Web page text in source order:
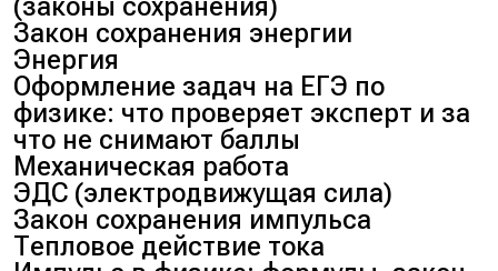
(законы сохранения)
Закон сохранения энергии
Энергия
Оформление задач на ЕГЭ по
физике: что проверяет эксперт и за
что не снимают баллы
Механическая работа
ЭДС (электродвижущая сила)
Закон сохранения импульса
Тепловое действие тока